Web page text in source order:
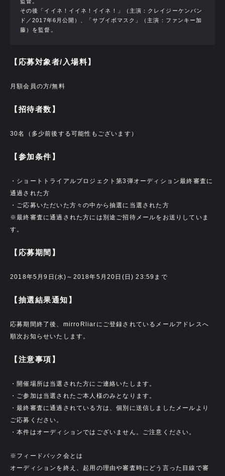
その後「イイネ！イイネ！イイネ！」（主演：クレイジーケンバン
ド／2017年6月公開）、「サブイボマスク」（主演：ファンキー加
藤）を監督。
【応募対象者/入場料】
月額会員の方/無料
【招待者数】
30名（多少前後する可能性もございます）
【参加条件】
・ショートトライアルプロジェクト第3弾オーディション最終審査に
通過された方
・ご応募いただいた方々の中から抽選に当選された方
※最終審査に通過された方には別途ご招待メールをお送りしていま
す。
【応募期間】
2018年5月9日(水)～2018年5月20日(日) 23:59まで
【抽選結果通知】
応募期間終了後、mirroRliarにご登録されているメールアドレスへ
順次お知らせいたします。
【注意事項】
・開催場所は当選された方にご連絡いたします。
・ご参加は当選されたご本人様のみとなります。
・最終審査に通過されている方は、個別に送信しましたメールより
ご応募ください。
・本件はオーディションではございません。ご注意ください。
※フィードバック会とは
オーディションを終え、起用の理由や審査時にどう言った目線で審